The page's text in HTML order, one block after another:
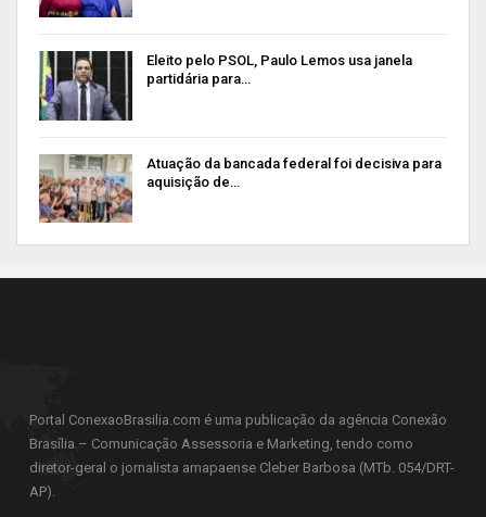
Eleito pelo PSOL, Paulo Lemos usa janela
partidária para…
Atuação da bancada federal foi decisiva para
aquisição de…
Portal ConexaoBrasilia.com é uma publicação da agência Conexão
Brasília – Comunicação Assessoria e Marketing, tendo como
diretor-geral o jornalista amapaense Cleber Barbosa (MTb. 054/DRT-
AP).